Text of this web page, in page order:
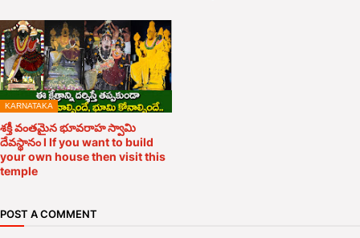
KARNATAKA
శక్తీ వంతమైన భూవరాహ స్వామి
దేవస్థానం l If you want to build
your own house then visit this
temple
POST A COMMENT